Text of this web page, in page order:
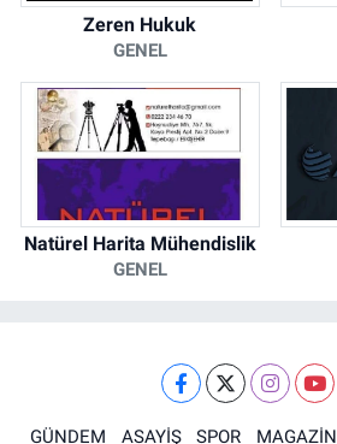
Zeren Hukuk
GENEL
Natürel Harita Mühendislik
GENEL
GÜNDEM ASAYİŞ SPOR MAGAZİN